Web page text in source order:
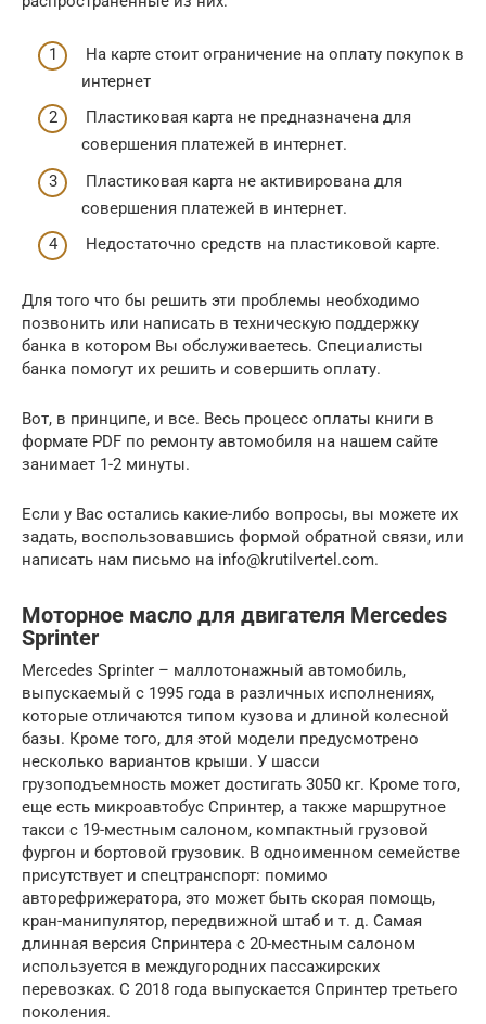
На карте стоит ограничение на оплату покупок в
интернет
Пластиковая карта не предназначена для
совершения платежей в интернет.
Пластиковая карта не активирована для
совершения платежей в интернет.
Недостаточно средств на пластиковой карте.
Для того что бы решить эти проблемы необходимо
позвонить или написать в техническую поддержку
банка в котором Вы обслуживаетесь. Специалисты
банка помогут их решить и совершить оплату.
Вот, в принципе, и все. Весь процесс оплаты книги в
формате PDF по ремонту автомобиля на нашем сайте
занимает 1-2 минуты.
Если у Вас остались какие-либо вопросы, вы можете их
задать, воспользовавшись формой обратной связи, или
написать нам письмо на info@krutilvertel.com.
Моторное масло для двигателя Mercedes
Sprinter
Mercedes Sprinter – маллотонажный автомобиль,
выпускаемый с 1995 года в различных исполнениях,
которые отличаются типом кузова и длиной колесной
базы. Кроме того, для этой модели предусмотрено
несколько вариантов крыши. У шасси
грузоподъемность может достигать 3050 кг. Кроме того,
еще есть микроавтобус Спринтер, а также маршрутное
такси с 19-местным салоном, компактный грузовой
фургон и бортовой грузовик. В одноименном семействе
присутствует и спецтранспорт: помимо
авторефрижератора, это может быть скорая помощь,
кран-манипулятор, передвижной штаб и т. д. Самая
длинная версия Спринтера с 20-местным салоном
используется в междугородних пассажирских
перевозках. С 2018 года выпускается Спринтер третьего
поколения.